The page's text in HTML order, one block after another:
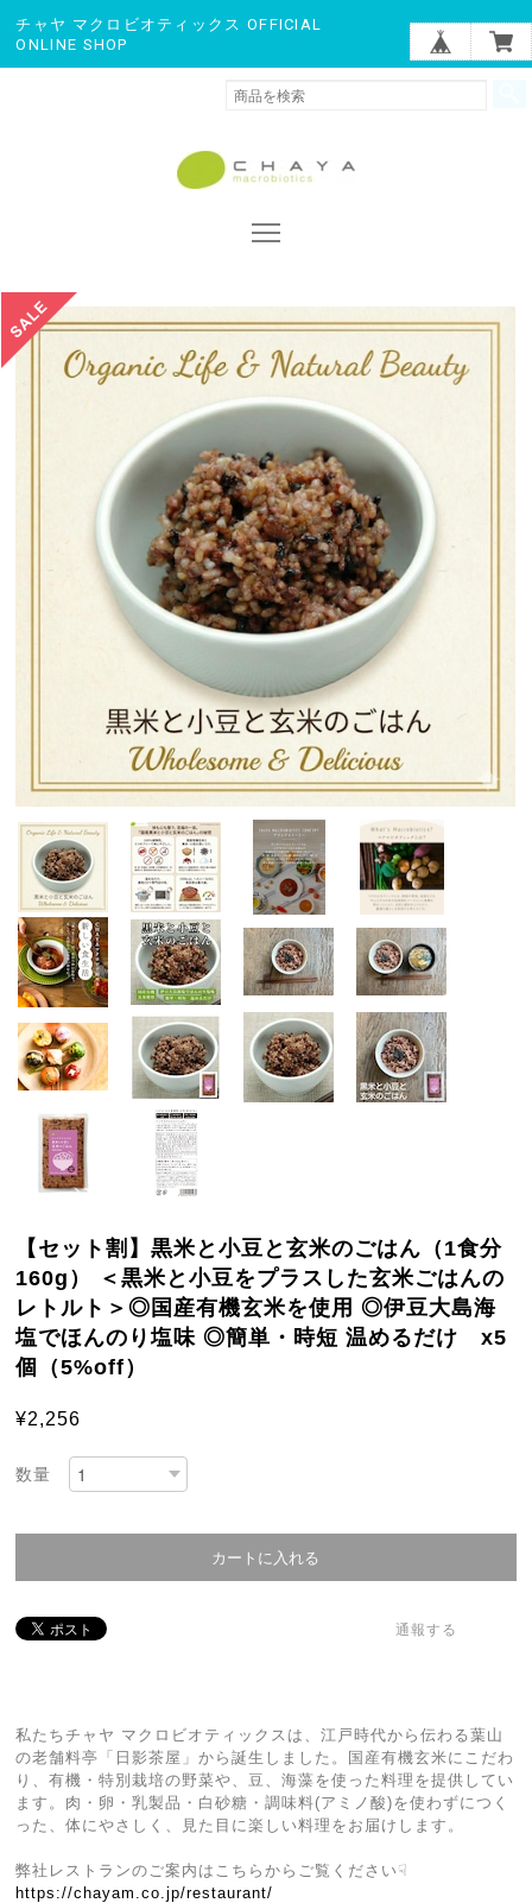
チャヤ マクロビオティックス OFFICIAL
ONLINE SHOP
【セット割】黒米と小豆と玄米のごはん（1食分
160g） ＜黒米と小豆をプラスした玄米ごはんの
レトルト＞◎国産有機玄米を使用 ◎伊豆大島海
塩でほんのり塩味 ◎簡単・時短 温めるだけ x5
個（5%off）
¥2,256
数量
通報する
私たちチャヤ マクロビオティックスは、江戸時代から伝わる葉山
の老舗料亭「日影茶屋」から誕生しました。国産有機玄米にこだわ
り、有機・特別栽培の野菜や、豆、海藻を使った料理を提供してい
ます。肉・卵・乳製品・白砂糖・調味料(アミノ酸)を使わずにつく
った、体にやさしく、見た目に楽しい料理をお届けします。
弊社レストランのご案内はこちらからご覧ください☟
https://chayam.co.jp/restaurant/